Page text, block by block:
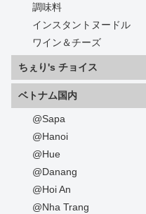
調味料
インスタントヌードル
ワイン＆チーズ
ちぇり's チョイス
ベトナム国内
@Sapa
@Hanoi
@Hue
@Danang
@Hoi An
@Nha Trang